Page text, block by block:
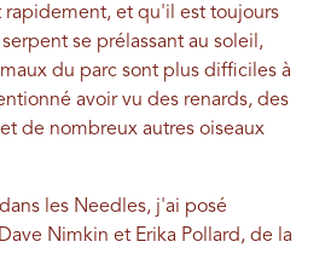
rapidement, et qu'il est toujours
se prélassant au soleil,
du parc sont plus difficiles à
avoir vu des renards, des
de nombreux autres oiseaux
les Needles, j'ai posé
Nimkin et Erika Pollard, de la